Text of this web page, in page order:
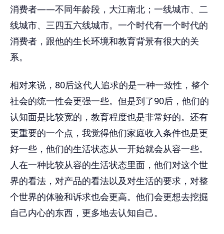
消费者——不同年龄段，大江南北；一线城市、二
线城市、三四五六线城市。一个时代有一个时代的
消费者，跟他的生长环境和教育背景有很大的关
系。
相对来说，80后这代人追求的是一种一致性，整个
社会的统一性会更强一些。但是到了90后，他们的
认知面是比较宽的，教育程度也是非常好的。还有
更重要的一个点，我觉得他们家庭收入条件也是更
好一些，他们的生活状态从一开始就会从容一些。
人在一种比较从容的生活状态里面，他们对这个世
界的看法，对产品的看法以及对生活的要求，对整
个世界的体验和诉求也会更高。他们会更想去挖掘
自己内心的东西，更多地去认知自己。